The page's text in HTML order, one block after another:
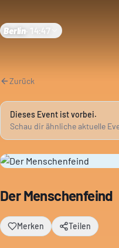
Berlin 14:47
Zurück
Dieses Event ist vorbei.
Schau dir ähnliche aktuelle
Der Menschenfeind
Merken Teilen